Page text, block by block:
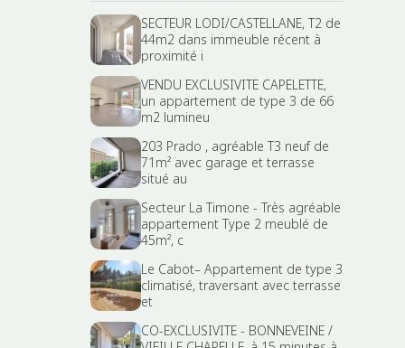
SECTEUR LODI/CASTELLANE, T2 de
44m2 dans immeuble récent à
proximité i
VENDU EXCLUSIVITE CAPELETTE,
un appartement de type 3 de 66
m2 lumineu
203 Prado , agréable T3 neuf de
71m² avec garage et terrasse
situé au
Secteur La Timone - Très agréable
appartement Type 2 meublé de
45m², c
Le Cabot– Appartement de type 3
climatisé, traversant avec terrasse
et
CO-EXCLUSIVITE - BONNEVEINE /